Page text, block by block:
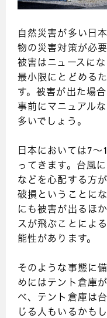
自然災害が多い日
物の災害対策が必
被害はニュースに
最小限にとどめる
す。被害が出た場
事前にマニュアル
多いでしょう。
日本においては7
ってきます。台風
などを心配する方
破損ということに
にも被害が出るほ
スが飛ぶことによ
能性があります。
そのような事態に
めにはテント倉庫
べ、テント倉庫は
じる人もいるかも